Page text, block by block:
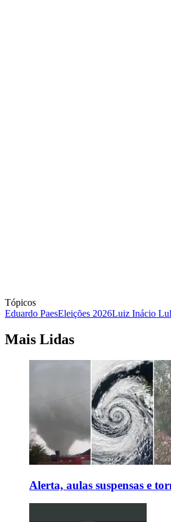
Tópicos
Eduardo PaesEleições 2026Luiz Inácio
Mais Lidas
Alerta, aulas suspensas e